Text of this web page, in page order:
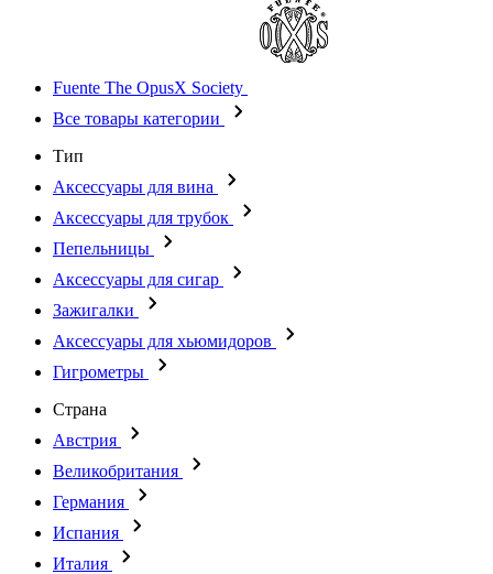
Fuente The OpusX Society
Все товары категории
Тип
Аксессуары для вина
Аксессуары для трубок
Пепельницы
Аксессуары для сигар
Зажигалки
Аксессуары для хьюмидоров
Гигрометры
Страна
Австрия
Великобритания
Германия
Испания
Италия